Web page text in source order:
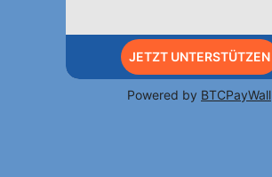
JETZT UNTERSTÜTZEN
Powered by BTCPayWall